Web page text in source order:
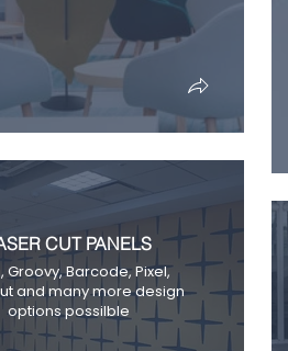
CUT PANELS
Groovy, Barcode, Pixel,
and many more design
options possilble